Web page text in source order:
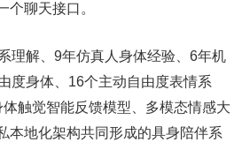
个聊天接口。
理解、9年仿真人身体经验、6年机
度身体、16个主动自由度表情系
触觉智能反馈模型、多模态情感大
本地化架构共同形成的具身陪伴系